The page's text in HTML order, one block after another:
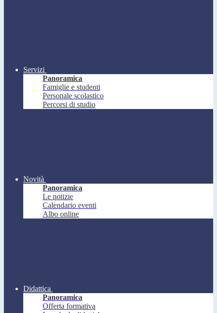
Servizi
Panoramica
Famiglie e studenti
Personale scolastico
Percorsi di studio
Novità
Panoramica
Le notizie
Calendario eventi
Albo online
Didattica
Panoramica
Offerta formativa